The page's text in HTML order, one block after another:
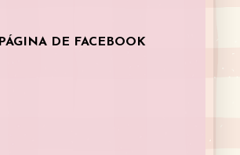
PÁGINA DE FACEBOOK